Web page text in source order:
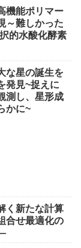
機能ポリマー
～難しかった
的水酸化酵素
な星の誕生を
発見~捉えに
測し、星形成
かに~
く新たな計算
合せ最適化の